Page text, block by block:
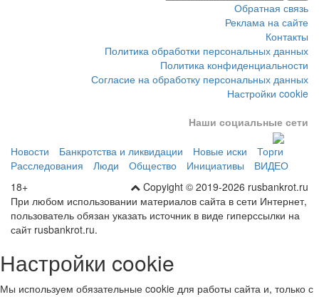
Обратная связь
Реклама на сайте
Контакты
Политика обработки персональных данных
Политика конфиденциальности
Согласие на обработку персональных данных
Настройки cookie
Наши социальные сети
Новости Банкротства и ликвидации Новые иски
Торги
Расследования
Люди Общество Инициативы
ВИДЕО
Copyight © 2019-2026 rusbankrot.ru
18+
При любом использовании материалов сайта в сети Интернет,
пользователь обязан указать источник в виде гиперссылки на
сайт rusbankrot.ru.
Настройки cookie
Мы используем обязательные cookie для работы сайта и, только с